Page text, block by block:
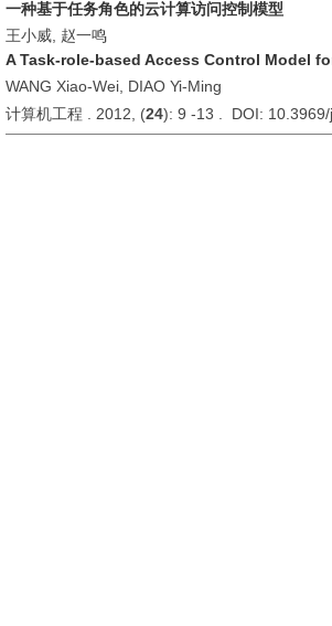
一种基于任务角色的云计算访问控制模型
王小威, 赵一鸣
A Task-role-based Access Control Model
WANG Xiao-Wei, DIAO Yi-Ming
计算机工程 . 2012, (24): 9 -13 . DOI: